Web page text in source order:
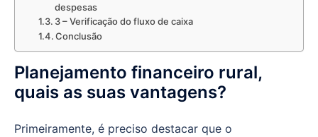
despesas
3 – Verificação do fluxo de caixa
Conclusão
Planejamento financeiro rural,
quais as suas vantagens?
Primeiramente, é preciso destacar que o